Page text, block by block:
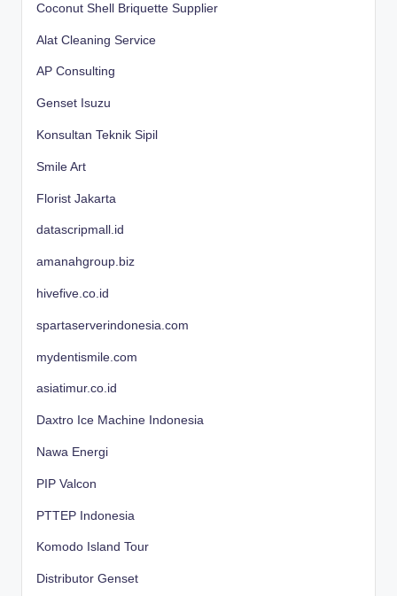
Coconut Shell Briquette Supplier
Alat Cleaning Service
AP Consulting
Genset Isuzu
Konsultan Teknik Sipil
Smile Art
Florist Jakarta
datascripmall.id
amanahgroup.biz
hivefive.co.id
spartaserverindonesia.com
mydentismile.com
asiatimur.co.id
Daxtro Ice Machine Indonesia
Nawa Energi
PIP Valcon
PTTEP Indonesia
Komodo Island Tour
Distributor Genset